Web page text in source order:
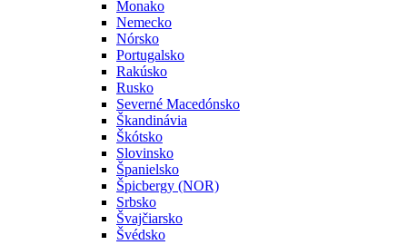
Monako
Nemecko
Nórsko
Portugalsko
Rakúsko
Rusko
Severné Macedónsko
Škandinávia
Škótsko
Slovinsko
Španielsko
Špicbergy (NOR)
Srbsko
Švajčiarsko
Švédsko